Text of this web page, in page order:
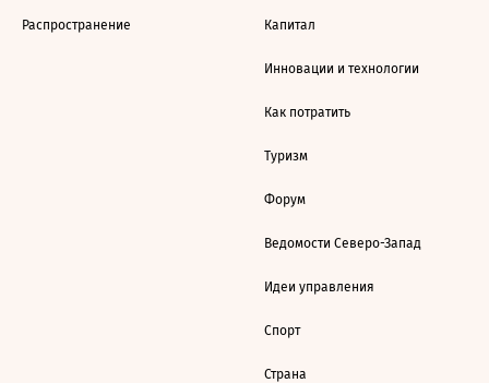
Распространение Капитал
Инновации и технологии
Как потратить
Туризм
Форум
Ведомости Северо-Запад
Идеи управления
Спорт
Страна